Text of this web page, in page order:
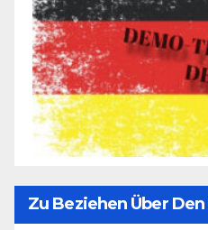
Zu Beziehen Über Den